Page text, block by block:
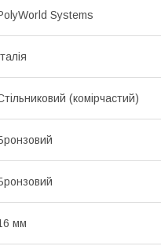
Systems
(комірчастий)
мм